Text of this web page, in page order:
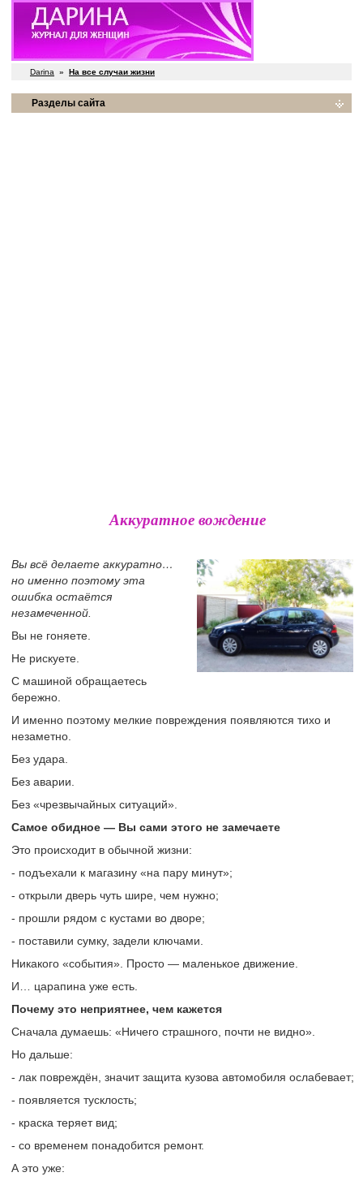
Darina » На все случаи жизни
Разделы сайта
Аккуратное вождение
Вы всё делаете аккуратно…
но именно поэтому эта
ошибка остаётся
незамеченной.
Вы не гоняете.
Не рискуете.
С машиной обращаетесь
бережно.
И именно поэтому мелкие повреждения появляются тихо и
незаметно.
Без удара.
Без аварии.
Без «чрезвычайных ситуаций».
Самое обидное — Вы сами этого не замечаете
Это происходит в обычной жизни:
- подъехали к магазину «на пару минут»;
- открыли дверь чуть шире, чем нужно;
- прошли рядом с кустами во дворе;
- поставили сумку, задели ключами.
Никакого «события». Просто — маленькое движение.
И… царапина уже есть.
Почему это неприятнее, чем кажется
Сначала думаешь: «Ничего страшного, почти не видно».
Но дальше:
- лак повреждён, значит защита кузова автомобиля ослабевает;
- появляется тусклость;
- краска теряет вид;
- со временем понадобится ремонт.
А это уже: